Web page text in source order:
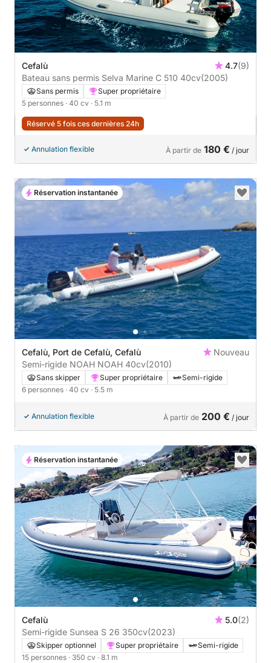
Cefalù 4.7(9)
Bateau sans permis Selva Marine C 510 40cv(2005)
Sans permis
Super propriétaire
5 personnes · 40 cv · 5.1 m
Réservé 5 fois ces dernières 24h
Annulation flexible À partir de 180 € / jour
Cefalù, Port de Cefalù, Cefalù
Nouveau
Semi-rigide NOAH NOAH 40cv(2010)
Sans skipper Super propriétaire
Semi-rigide
6 personnes · 40 cv · 5.5 m
Annulation flexible À partir de 200 € / jour
Réservation instantanée
Cefalù 5.0(2)
Semi-rigide Sunsea S 26 350cv(2023)
Skipper optionnel Super propriétaire
Semi-rigide
15 personnes · 350 cv · 8.1 m
Réservation instantanée